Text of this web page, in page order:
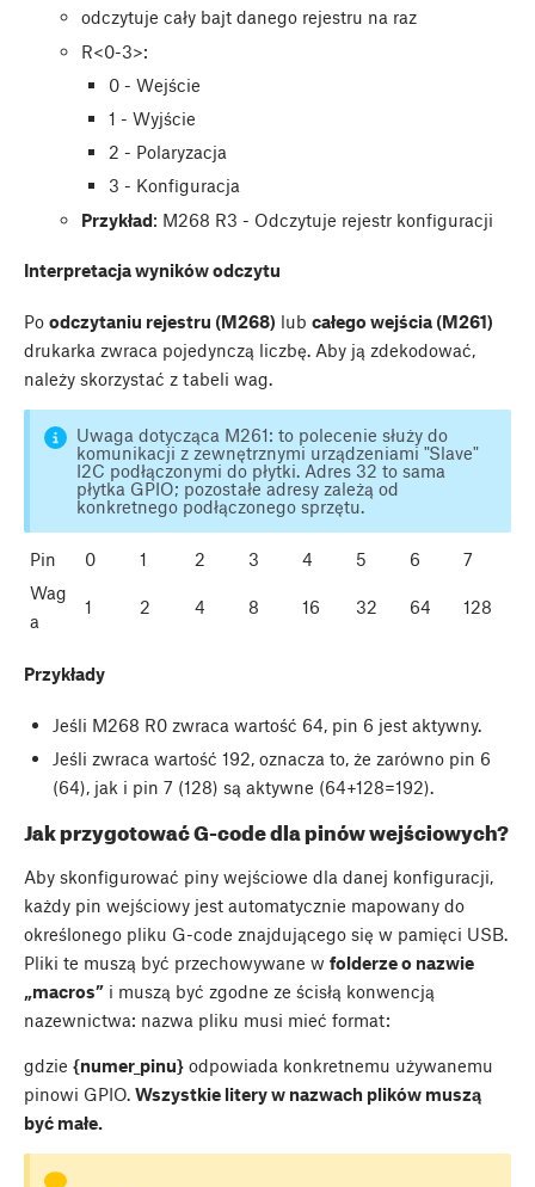
odczytuje cały bajt danego rejestru na raz
R<0-3>:
0 - Wejście
1 - Wyjście
2 - Polaryzacja
3 - Konfiguracja
Przykład: M268 R3 - Odczytuje rejestr konfiguracji
Interpretacja wyników odczytu
Po odczytaniu rejestru (M268) lub całego wejścia (M261)
drukarka zwraca pojedynczą liczbę. Aby ją zdekodować,
należy skorzystać z tabeli wag.
Uwaga dotycząca M261: to polecenie służy do
komunikacji z zewnętrznymi urządzeniami "Slave"
I2C podłączonymi do płytki. Adres 32 to sama
płytka GPIO; pozostałe adresy zależą od
konkretnego podłączonego sprzętu.
Pin 0 1 2 3 4 5 6
7
Wag
a
1 2 4 8 16 32 64 128
Przykłady
Jeśli M268 R0 zwraca wartość 64, pin 6 jest aktywny.
Jeśli zwraca wartość 192, oznacza to, że zarówno pin 6
(64), jak i pin 7 (128) są aktywne (64+128=192).
Jak przygotować G-code dla pinów wejściowych?
Aby skonfigurować piny wejściowe dla danej konfiguracji,
każdy pin wejściowy jest automatycznie mapowany do
określonego pliku G-code znajdującego się w pamięci USB.
Pliki te muszą być przechowywane w folderze o nazwie
„macros” i muszą być zgodne ze ścisłą konwencją
nazewnictwa: nazwa pliku musi mieć format:
gdzie {numer_pinu} odpowiada konkretnemu używanemu
pinowi GPIO. Wszystkie litery w nazwach plików muszą
być małe.